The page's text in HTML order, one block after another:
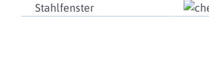
Stahlfenster